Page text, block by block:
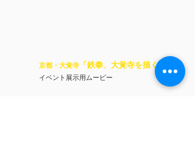
京都・大覚寺 「鉄拳、大覚寺を描く
イベント展示用ムービー